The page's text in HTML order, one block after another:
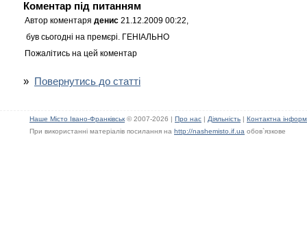
Коментар під питанням
Автор коментаря денис 21.12.2009 00:22,
був сьогодні на премєрі. ГЕНІАЛЬНО
Пожалітись на цей коментар
» Повернутись до статті
Наше Місто Івано-Франківськ © 2007-2026 | Про нас | Діяльність | Контактна
При використанні матеріалів посилання на http://nashemisto.if.ua обов`язкове